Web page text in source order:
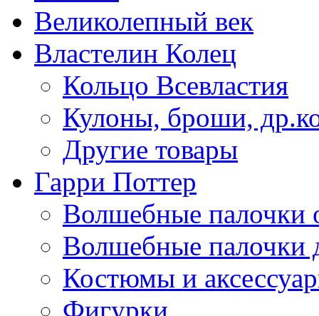
Великолепный век
Властелин Колец
Кольцо Всевластия
Кулоны, броши,
Другие товары
Гарри Поттер
Волшебные палочки
Волшебные палочки
Костюмы и